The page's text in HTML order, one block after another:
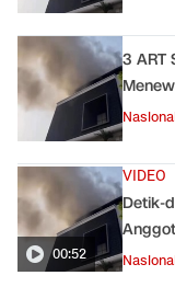
3 ART
00:52
VIDEO
Detik-